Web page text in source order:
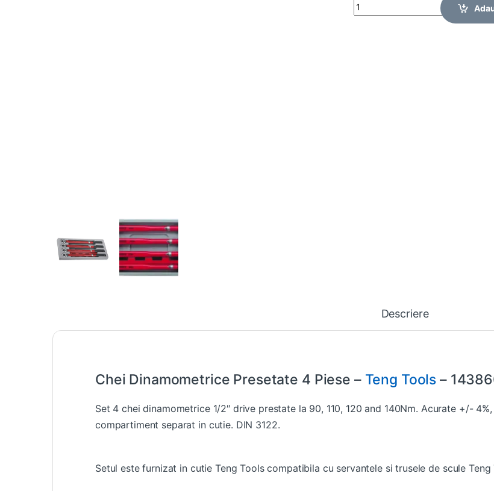
Quantity
Descriere
Chei Dinamometrice Presetate 4 Piese – Teng Tools –
Set 4 chei dinamometrice 1/2″ drive prestate la 90, 110, 120 and 140Nm. Acurate +/-
compartiment separat in cutie. DIN 3122.
Setul este furnizat in cutie Teng Tools compatibila cu servantele si trusele de scule